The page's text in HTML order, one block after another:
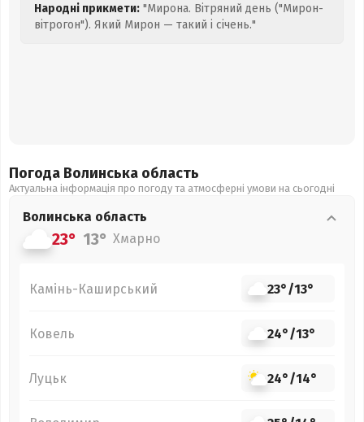
Народні прикмети: "Мирона. Вітряний день ("Мирон-
вітрогон"). Який Мирон — такий і січень."
Погода Волинська область
Актуальна інформація про погоду та атмосферні умови на сьогодні
Волинська область
23° 13° Хмарно
Камінь-Каширський 23°/13°
Ковель 24°/13°
Луцьк 24°/14°